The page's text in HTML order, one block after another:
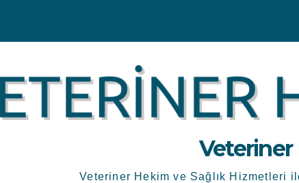
Veteriner Hekim ve Sağlık Hizmetleri